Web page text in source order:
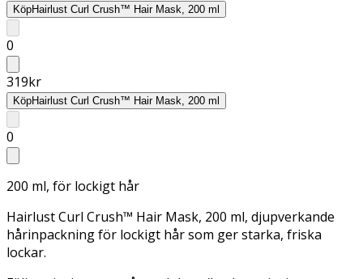
KöpHairlust Curl Crush™ Hair Mask, 200 ml
0
319kr
KöpHairlust Curl Crush™ Hair Mask, 200 ml
0
200 ml, för lockigt hår
Hairlust Curl Crush™ Hair Mask, 200 ml, djupverkande
hårinpackning för lockigt hår som ger starka, friska
lockar.